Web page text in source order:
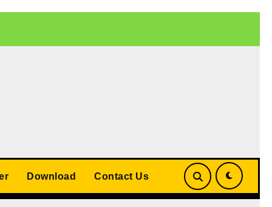
समझौता
Download Contact Us